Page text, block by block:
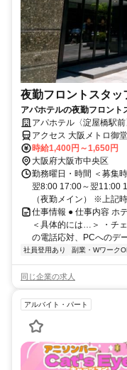
夜勤フロントスタッ
アパホテルの夜勤フロント
の夜勤帯でしっかり稼げる
アパホテル〈淀屋橋駅前
アクセス 大阪メトロ御
時給1,400円～1,650円
大阪府大阪市中央区
勤務曜日・時間 ＜募集
翌8:00 17:00～翌11:00
（夜勤メイン） ※上記時
仕事情報 ● 仕事内容 ホ
＜具体的には…＞ ・チ
の電話応対、PCへのデ
社員登用あり 副業・Wワーク
同じ企業の求人
アルバイト・パート